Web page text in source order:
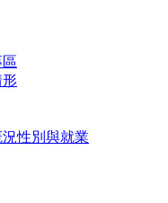
形
性別與就業